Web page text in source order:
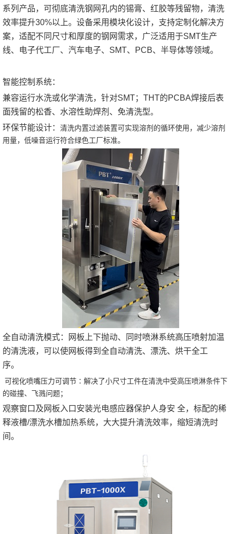
系列产品，可彻底清洗钢网孔内的锡膏、红胶等残留物，清洗
效率提升30%以上。设备采用模块化设计，支持定制化解决方
案，适配不同尺寸和厚度的钢网需求，广泛适用于SMT生产
线、电子代工厂、汽车电子、SMT、PCB、半导体等领域。
智能控制系统：
兼容运行水洗或化学清洗，针对SMT；THT的PCBA焊接后表
面残留的松香、水溶性助焊剂、免清洗型。
环保节能设计： 清洗内置过滤装置可实现溶剂的循环使用，减少溶剂
用量， 低噪音运行符合绿色工厂标准。
全自动清洗模式：网板上下抛动、同时喷淋系统高压喷射加温
的清洗液，可以使网板得到全自动清洗、漂洗、烘干全工
序。
可视化喷嘴压力可调节 ∶解决了小尺寸工件在清洗中受高压喷淋条件下
的碰撞、飞溅问题；
观察窗口及网板入口安装光电感应器保护人身安 全，标配的稀
释液槽/漂洗水槽加热系统，大大提升清洗效率，缩短清洗时
间。